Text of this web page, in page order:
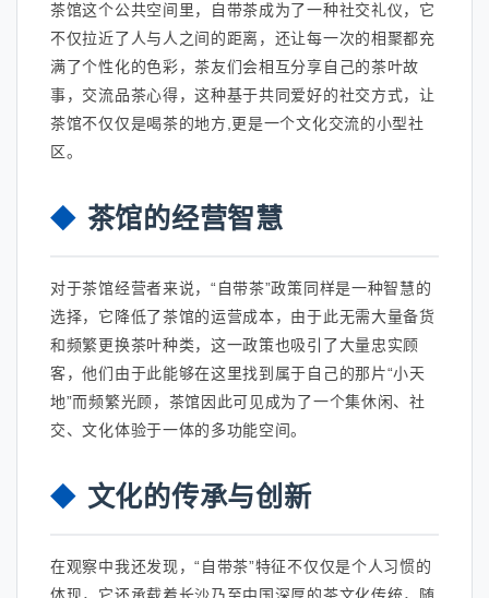
茶馆这个公共空间里，自带茶成为了一种社交礼仪，它
不仅拉近了人与人之间的距离，还让每一次的相聚都充
满了个性化的色彩，茶友们会相互分享自己的茶叶故
事，交流品茶心得，这种基于共同爱好的社交方式，让
茶馆不仅仅是喝茶的地方,更是一个文化交流的小型社
区。
茶馆的经营智慧
对于茶馆经营者来说，“自带茶”政策同样是一种智慧的
选择，它降低了茶馆的运营成本，由于此无需大量备货
和频繁更换茶叶种类，这一政策也吸引了大量忠实顾
客，他们由于此能够在这里找到属于自己的那片“小天
地”而频繁光顾，茶馆因此可见成为了一个集休闲、社
交、文化体验于一体的多功能空间。
文化的传承与创新
在观察中我还发现，“自带茶”特征不仅仅是个人习惯的